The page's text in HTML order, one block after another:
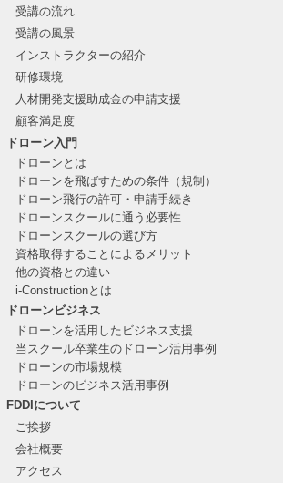
受講の流れ
受講の風景
インストラクターの紹介
研修環境
人材開発支援助成金の申請支援
顧客満足度
ドローン入門
ドローンとは
ドローンを飛ばすための条件（規制）
ドローン飛行の許可・申請手続き
ドローンスクールに通う必要性
ドローンスクールの選び方
資格取得することによるメリット
他の資格との違い
i-Constructionとは
ドローンビジネス
ドローンを活用したビジネス支援
当スクール卒業生のドローン活用事例
ドローンの市場規模
ドローンのビジネス活用事例
FDDIについて
ご挨拶
会社概要
アクセス